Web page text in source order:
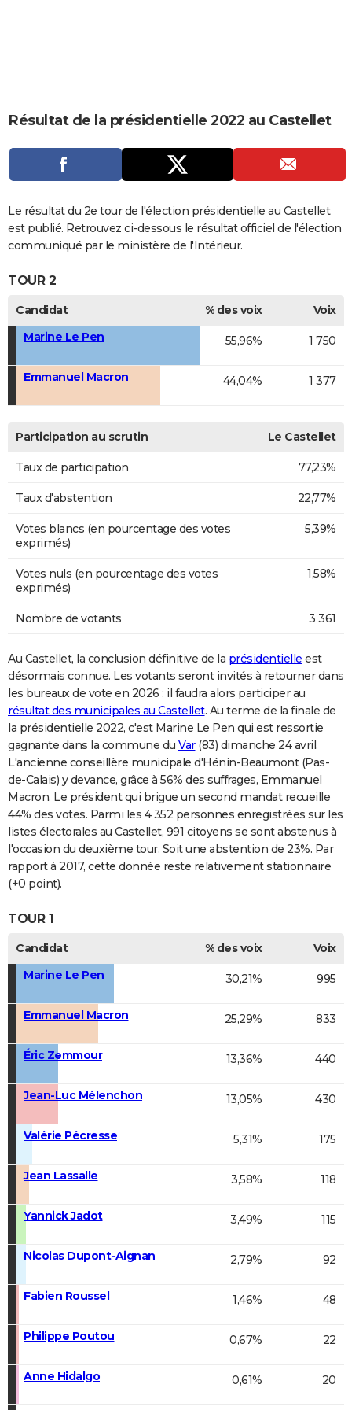
CARTE DE VOEUX
DICTIONNAIRE
Dictionnaire
Biographies
Expressions
Proverbes
PROGRAMME TV
COPAINS D'AVANT
S'inscrire
Se connecter
Lycées
Collèges
Primaires
Universités
Entreprises
Service militaire
Avis de recherche
AVIS DE DÉCÈS
FORUM
Bricolage
Culture
Television
Voyage
Résultat de la présidentielle 2022 au Castellet
Le résultat du 2e tour de l'élection présidentielle au Castellet
est publié. Retrouvez ci-dessous le résultat officiel de l'élection
communiqué par le ministère de l'Intérieur.
TOUR 2
Candidat % des voix
Voix
Marine Le Pen
55,96% 1 750
Emmanuel Macron 44,04% 1 377
Participation au scrutin Le Castellet
Taux de participation 77,23%
Taux d'abstention 22,77%
Votes blancs (en pourcentage des votes
exprimés)
5,39%
Votes nuls (en pourcentage des votes
exprimés)
1,58%
Nombre de votants 3 361
Au Castellet, la conclusion définitive de la présidentielle est
désormais connue. Les votants seront invités à retourner dans
les bureaux de vote en 2026 : il faudra alors participer au
résultat des municipales au Castellet. Au terme de la finale de
la présidentielle 2022, c'est Marine Le Pen qui est ressortie
gagnante dans la commune du Var(83) dimanche 24 avril.
L'ancienne conseillère municipale d'Hénin-Beaumont (Pas-
de-Calais) y devance, grâce à 56% des suffrages, Emmanuel
Macron. Le président qui brigue un second mandat recueille
44% des votes. Parmi les 4 352 personnes enregistrées sur les
listes électorales au Castellet, 991 citoyens se sont abstenus à
l'occasion du deuxième tour. Soit une abstention de 23%. Par
rapport à 2017, cette donnée reste relativement stationnaire
(+0 point).
TOUR 1
Candidat % des voix
Voix
Marine Le Pen
30,21% 995
Emmanuel Macron 25,29% 833
Éric Zemmour 13,36% 440
Jean-Luc Mélenchon 13,05% 430
Valérie Pécresse 5,31% 175
Jean Lassalle 3,58% 118
Yannick Jadot 3,49% 115
Nicolas Dupont-Aignan 2,79% 92
Fabien Roussel 1,46% 48
Philippe Poutou 0,67% 22
Anne Hidalgo 0,61% 20